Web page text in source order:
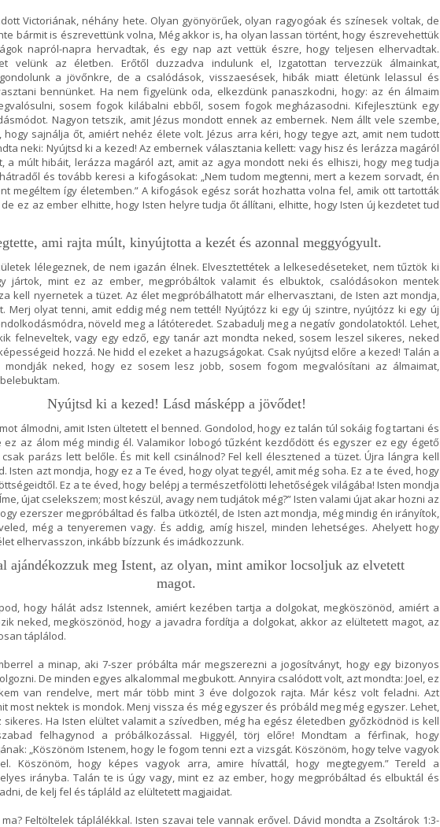
Victoriának, néhány hete. Olyan gyönyörűek, olyan ragyogóak és színesek voltak, de
bármit is észrevettünk volna, Még akkor is, ha olyan lassan történt, hogy észrevehettük
napról-napra hervadtak, és egy nap azt vettük észre, hogy teljesen elhervadtak.
velünk az életben. Erőtől duzzadva indulunk el, Izgatottan tervezzük álmainkat,
a jövőnkre, de a csalódások, visszaesések, hibák miatt életünk lelassul és
bennünket. Ha nem figyelünk oda, elkezdünk panaszkodni, hogy: az én álmaim
sosem fogok kilábalni ebből, sosem fogok megházasodni. Kifejlesztünk egy
Nagyon tetszik, amit Jézus mondott ennek az embernek. Nem állt vele szembe,
hogy sajnálja őt, amiért nehéz élete volt. Jézus arra kéri, hogy tegye azt, amit nem tudott
neki: Nyújtsd ki a kezed! Az embernek választania kellett: vagy hisz és lerázza magáról
a múlt hibáit, lerázza magáról azt, amit az agya mondott neki és elhiszi, hogy meg tudja
és tovább keresi a kifogásokat: „Nem tudom megtenni, mert a kezem sorvadt, én
megéltem így életemben.” A kifogások egész sorát hozhatta volna fel, amik ott tartották
ez az ember elhitte, hogy Isten helyre tudja őt állítani, elhitte, hogy Isten új kezdetet tud
ami rajta múlt, kinyújtotta a kezét és azonnal meggyógyult.
lélegeznek, de nem igazán élnek. Elvesztettétek a lelkesedéseteket, nem tűztök ki
jártok, mint ez az ember, megpróbáltok valamit és elbuktok, csalódásokon mentek
kell nyernetek a tüzet. Az élet megpróbálhatott már elhervasztani, de Isten azt mondja,
Merj olyat tenni, amit eddig még nem tettél! Nyújtózz ki egy új szintre, nyújtózz ki egy új
növeld meg a látóteredet. Szabadulj meg a negatív gondolatoktól. Lehet,
felneveltek, vagy egy edző, egy tanár azt mondta neked, sosem leszel sikeres, neked
hozzá. Ne hidd el ezeket a hazugságokat. Csak nyújtsd előre a kezed! Talán a
mondják neked, hogy ez sosem lesz jobb, sosem fogom megvalósítani az álmaimat,
Nyújtsd ki a kezed! Lásd másképp a jövődet!
álmodni, amit Isten ültetett el benned. Gondolod, hogy ez talán túl sokáig fog tartani és
az álom még mindig él. Valamikor lobogó tűzként kezdődött és egyszer ez egy égető
parázs lett belőle. És mit kell csinálnod? Fel kell élesztened a tüzet. Újra lángra kell
Isten azt mondja, hogy ez a Te éved, hogy olyat tegyél, amit még soha. Ez a te éved, hogy
Ez a te éved, hogy belépj a természetfölötti lehetőségek világába! Isten mondja
újat cselekszem; most készül, avagy nem tudjátok még?” Isten valami újat akar hozni az
ezerszer megpróbáltad és falba ütköztél, de Isten azt mondja, még mindig én irányítok,
még a tenyeremen vagy. És addig, amíg hiszel, minden lehetséges. Ahelyett hogy
elhervasszon, inkább bízzunk és imádkozzunk.
ajándékozzuk meg Istent, az olyan, mint amikor locsoljuk az elvetett
magot.
hogy hálát adsz Istennek, amiért kezében tartja a dolgokat, megköszönöd, amiért a
neked, megköszönöd, hogy a javadra fordítja a dolgokat, akkor az elültetett magot, az
táplálod.
a minap, aki 7-szer próbálta már megszerezni a jogosítványt, hogy egy bizonyos
De minden egyes alkalommal megbukott. Annyira csalódott volt, azt mondta: Joel, ez
van rendelve, mert már több mint 3 éve dolgozok rajta. Már kész volt feladni. Azt
most nektek is mondok. Menj vissza és még egyszer és próbáld meg még egyszer. Lehet,
sikeres. Ha Isten elültet valamit a szívedben, még ha egész életedben győzködnöd is kell
felhagynod a próbálkozással. Higgyél, törj előre! Mondtam a férfinak, hogy
„Köszönöm Istenem, hogy le fogom tenni ezt a vizsgát. Köszönöm, hogy telve vagyok
Köszönöm, hogy képes vagyok arra, amire hívattál, hogy megtegyem.” Tereld a
irányba. Talán te is úgy vagy, mint ez az ember, hogy megpróbáltad és elbuktál és
de kelj fel és tápláld az elültetett magjaidat.
Feltöltelek táplálékkal. Isten szavai tele vannak erővel. Dávid mondta a Zsoltárok 1:3-